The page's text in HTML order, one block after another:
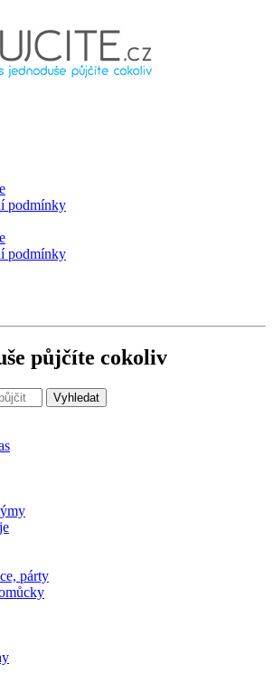
podmínky
podmínky
půjčíte cokoliv
Vyhledat
párty